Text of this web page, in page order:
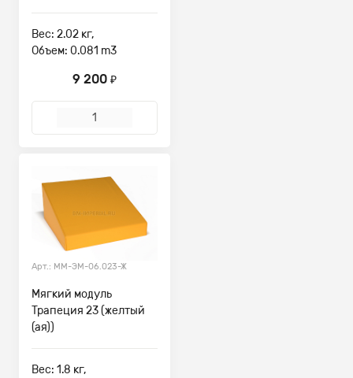
Вес: 2.02 кг,
Объем: 0.081 m3
9 200 ₽
Арт.: ММ-ЭМ-06.023-Ж
Мягкий модуль
Трапеция 23 (желтый
(ая))
Вес: 1.8 кг,